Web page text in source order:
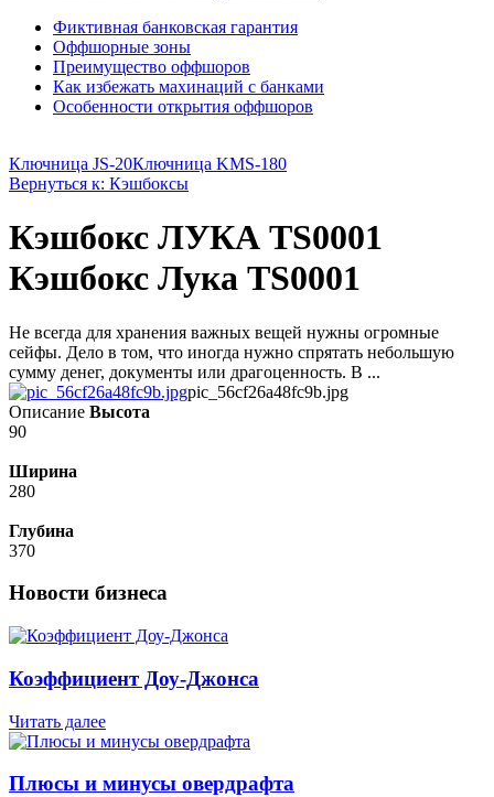
Фиктивная банковская гарантия
Оффшорные зоны
Преимущество оффшоров
Как избежать махинаций с банками
Особенности открытия оффшоров
Ключница JS-20Ключница KMS-180
Вернуться к: Кэшбоксы
Кэшбокс ЛУКА TS0001
Кэшбокс Лука TS0001
Не всегда для хранения важных вещей нужны огромные
сейфы. Дело в том, что иногда нужно спрятать небольшую
сумму денег, документы или драгоценность. В ...
pic_56cf26a48fc9b.jpg
Описание Высота
90
Ширина
280
Глубина
370
Новости бизнеса
Коэффициент Доу-Джонса
Читать далее
Плюсы и минусы овердрафта